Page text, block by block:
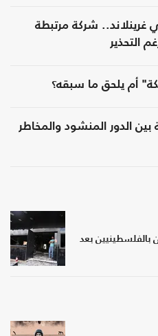
غرينلاند.. شركة مرتبطة
التحذير
أم يلحق ما سبقه؟
بين الدور المنشود والمخاطر
بالفلسطينيين بعد